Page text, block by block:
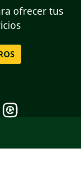
ofrecer tus